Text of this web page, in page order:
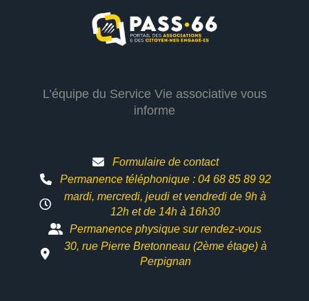
L’équipe du Service Vie associative vous
informe
Formulaire de contact
Permanence téléphonique : 04 68 85 89 92
mardi, mercredi, jeudi et vendredi de 9h à
12h etde 14h à 16h30
Permanence physique sur rendez-vous
30, rue Pierre Bretonneau (2ème étage) à
Perpignan